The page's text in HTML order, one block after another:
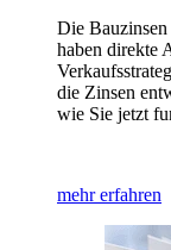
Die
haben direkte
die Zinsen
wie Sie jetzt
mehr erfahren